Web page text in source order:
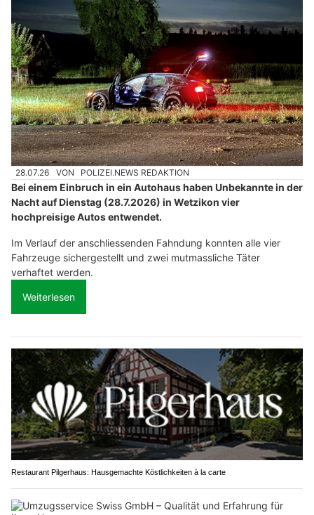
28.07.26 VON POLIZEI.NEWS REDAKTION
Bei einem Einbruch in ein Autohaus haben Unbekannte in der
Nacht auf Dienstag (28.7.2026) in Wetzikon vier
hochpreisige Autos entwendet.
Im Verlauf der anschliessenden Fahndung konnten alle vier
Fahrzeuge sichergestellt und zwei mutmassliche Täter
verhaftet werden.
Weiterlesen
Restaurant Pilgerhaus: Hausgemachte Köstlichkeiten à la carte